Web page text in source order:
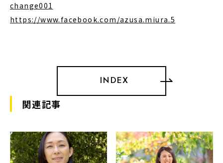
change001
https://www.facebook.com/azusa.miura.5
INDEX
関連記事